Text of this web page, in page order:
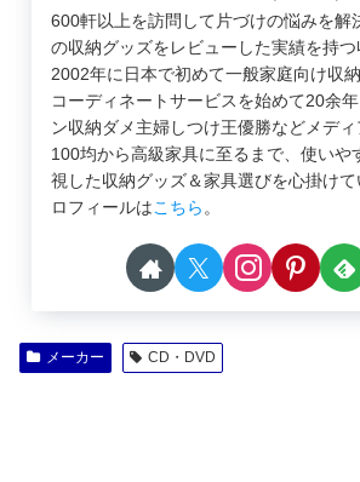
600軒以上を訪問して片づけの悩みを解
の収納グッズをレビューした実績を持つ
2002年に日本で初めて一般家庭向け収
コーディネートサービスを始めて20余
ン収納ダメ主婦しつけ王優勝などメディ
100均から高級家具に至るまで、使いや
視した収納グッズ＆家具選びを心掛け
ロフィールはこちら 。
メーカー CD・DVD